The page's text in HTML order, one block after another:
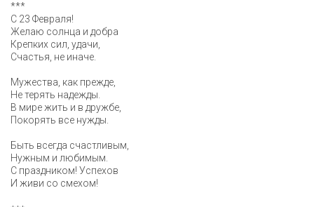
***
С 23 Февраля!
Желаю солнца и добра
Крепких сил, удачи,
Счастья, не иначе.
Мужества, как прежде,
Не терять надежды.
В мире жить и в дружбе,
Покорять все нужды.
Быть всегда счастливым,
Нужным и любимым.
С праздником! Успехов
И живи со смехом!